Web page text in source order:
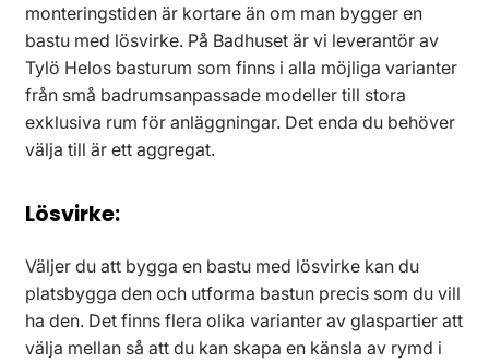
monteringstiden är kortare än om man bygger en
bastu med lösvirke. På Badhuset är vi leverantör av
Tylö Helos basturum som finns i alla möjliga varianter
från små badrumsanpassade modeller till stora
exklusiva rum för anläggningar. Det enda du behöver
välja till är ett aggregat.
Lösvirke:
Väljer du att bygga en bastu med lösvirke kan du
platsbygga den och utforma bastun precis som du vill
ha den. Det finns flera olika varianter av glaspartier att
välja mellan så att du kan skapa en känsla av rymd i